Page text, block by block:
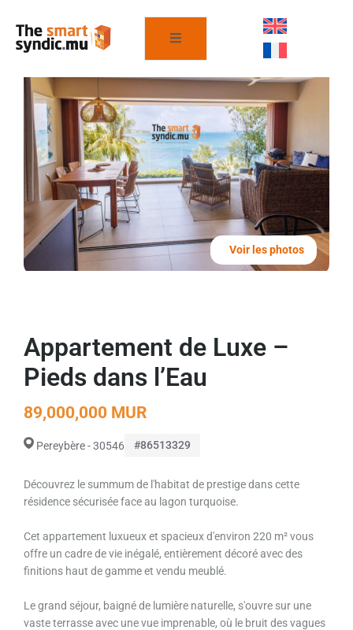
Voir les photos
Appartement de Luxe –
Pieds dans l’Eau
89,000,000 MUR
Pereybère - 30546 #86513329
Découvrez le summum de l'habitat de prestige dans cette
résidence sécurisée face au lagon turquoise.
Cet appartement luxueux et spacieux d'environ 220 m² vous
offre un cadre de vie inégalé, entièrement décoré avec des
finitions haut de gamme et vendu meublé.
Le grand séjour, baigné de lumière naturelle, s'ouvre sur une
vaste terrasse avec une vue imprenable, où le bruit des vagues